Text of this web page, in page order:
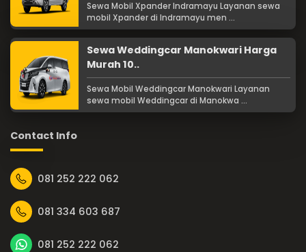
Sewa Mobil Xpander Indramayu Layanan sewa
mobil Xpander di Indramayu men ...
Sewa Weddingcar Manokwari Harga
Murah 10..
Sewa Mobil Weddingcar Manokwari Layanan
sewa mobil Weddingcar di Manokwa ...
Contact Info
081 252 222 062
081 334 603 687
081 252 222 062